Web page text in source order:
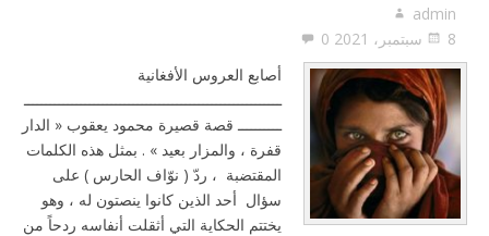
admin
8 سبتمبر، 2021
0
أصابع العروس الأفغانية
ـــــــــــــــــــــــــــــــــــــــــــــــــــــــــــ
ــــــــــ قصة قصيرة محمود يعقوب « الدار
قفرة ، والمزار بعيد » . بمثل هذه الكلمات
المقتضبة ، ردّ ( نوّاف الحارس ) على
سؤال أحد الذين كانوا ينصتون له ، وهو
يختتم الحكاية التي أثقلت أنفاسه ردحاً من